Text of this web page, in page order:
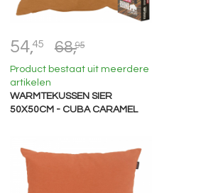
54,45 68,95
Product bestaat uit meerdere
artikelen
WARMTEKUSSEN SIER
50X50CM - CUBA CARAMEL